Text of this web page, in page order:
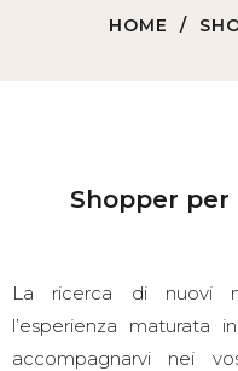
HOME
Shopper per
La ricerca di nuovi
l’esperienza
accompagnarvi nei